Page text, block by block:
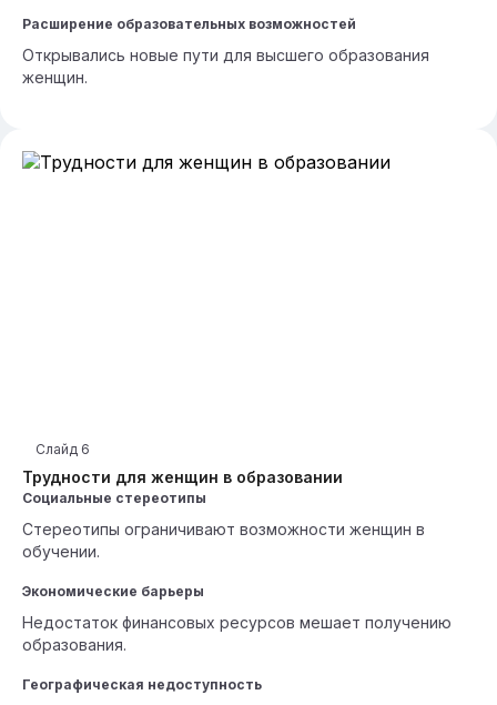
Расширение образовательных возможностей
Открывались новые пути для высшего образования
женщин.
Трудности для женщин в образовании
Слайд 6
Социальные стереотипы
Стереотипы ограничивают возможности женщин в
обучении.
Экономические барьеры
Недостаток финансовых ресурсов мешает получению
образования.
Географическая недоступность